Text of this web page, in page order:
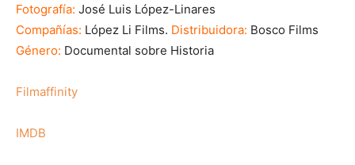
Fotografía: José Luis López-Linares
Compañías: López Li Films. Distribuidora: Bosco Films
Género: Documental sobre Historia
Filmaffinity
IMDB